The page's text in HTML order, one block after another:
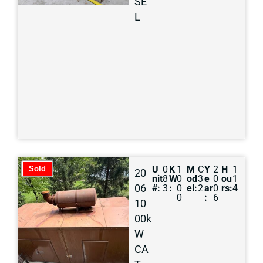
L
Sold
20
06
10
00k
W
CA
U
nit
#:
0
8
3
K
W
:
1
0
0
0
M
od
el:
C
3
2
Y
e
ar
:
2
0
0
6
H
ou
rs:
1
1
4